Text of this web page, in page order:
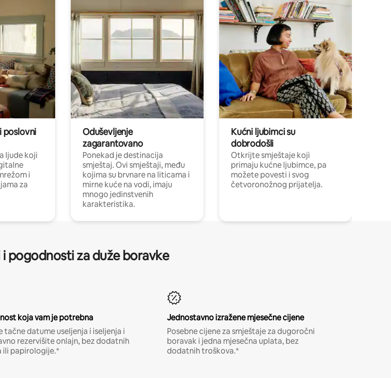
poslovni
ljude koji
i
za
Oduševljenje
zagarantovano
Ponekad je destinacija
smještaj. Ovi smještaji, među
kojima su brvnare na liticama i
mirne kuće na vodi, imaju
mnogo jedinstvenih
karakteristika.
Kućni ljubimci su
dobrodošli
Otkrijte smještaje koji
primaju kućne ljubimce, pa
možete povesti i svog
četvoronožnog prijatelja.
i pogodnosti za duže boravke
koja vam je potrebna
tačne datume useljenja i iseljenja i
rezervišite onlajn, bez dodatnih
ili papirologije.*
Jednostavno izražene mjesečne cijene
Posebne cijene za smještaje za dugoročni
boravak i jedna mjesečna uplata, bez
dodatnih troškova.*